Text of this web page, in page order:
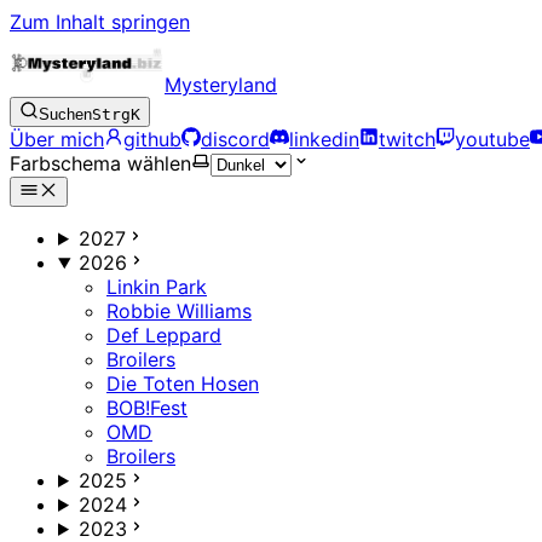
Zum Inhalt springen
Mysteryland
SuchenStrgK
Über mich github discord linkedin twitch youtube
Farbschema wählen
2027
2026
Linkin Park
Robbie Williams
Def Leppard
Broilers
Die Toten Hosen
BOB!Fest
OMD
Broilers
2025
2024
2023